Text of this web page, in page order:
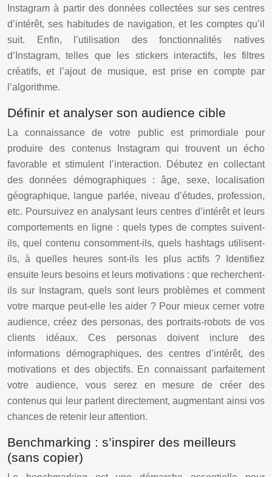
Instagram à partir des données collectées sur ses centres
d’intérêt, ses habitudes de navigation, et les comptes qu’il
suit. Enfin, l’utilisation des fonctionnalités natives
d’Instagram, telles que les stickers interactifs, les filtres
créatifs, et l’ajout de musique, est prise en compte par
l’algorithme.
Définir et analyser son audience cible
La connaissance de votre public est primordiale pour
produire des contenus Instagram qui trouvent un écho
favorable et stimulent l’interaction. Débutez en collectant
des données démographiques : âge, sexe, localisation
géographique, langue parlée, niveau d’études, profession,
etc. Poursuivez en analysant leurs centres d’intérêt et leurs
comportements en ligne : quels types de comptes suivent-
ils, quel contenu consomment-ils, quels hashtags utilisent-
ils, à quelles heures sont-ils les plus actifs ? Identifiez
ensuite leurs besoins et leurs motivations : que recherchent-
ils sur Instagram, quels sont leurs problèmes et comment
votre marque peut-elle les aider ? Pour mieux cerner votre
audience, créez des personas, des portraits-robots de vos
clients idéaux. Ces personas doivent inclure des
informations démographiques, des centres d’intérêt, des
motivations et des objectifs. En connaissant parfaitement
votre audience, vous serez en mesure de créer des
contenus qui leur parlent directement, augmentant ainsi vos
chances de retenir leur attention.
Benchmarking : s’inspirer des meilleurs
(sans copier)